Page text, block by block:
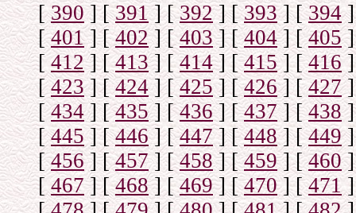
[390] [391] [392] [393] [394]
[401] [402] [403] [404] [405]
[412] [413] [414] [415] [416]
[423] [424] [ 425] [426] [427]
[434] [435] [436] [437] [438]
[445] [446] [447] [448] [449]
[456] [457] [458] [459] [460]
[467] [468] [469] [470] [471]